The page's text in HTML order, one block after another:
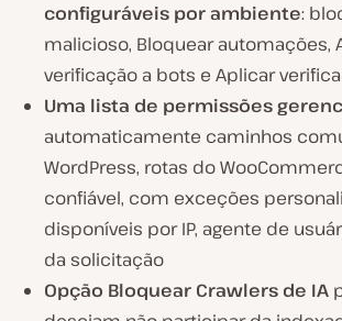
configuráveis por ambiente:
malicioso, Bloquear automações,
verificação a bots e Aplicar
Uma lista de permissões
automaticamente caminhos
WordPress, rotas do
confiável, com exceções
disponíveis por IP, agente de
da solicitação
Opção Bloquear Crawlers de IA